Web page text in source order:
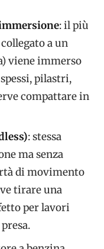
: il più
a un
viene immerso
pilastri,
compattare in
: stessa
ma senza
di movimento
tirare una
per lavori